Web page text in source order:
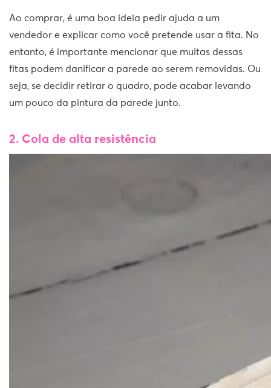
Ao comprar, é uma boa ideia pedir ajuda a um
vendedor e explicar como você pretende usar a fita. No
entanto, é importante mencionar que muitas dessas
fitas podem danificar a parede ao serem removidas. Ou
seja, se decidir retirar o quadro, pode acabar levando
um pouco da pintura da parede junto.
2. Cola de alta resistência